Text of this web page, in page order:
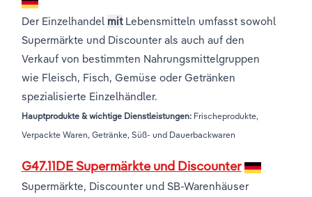
Der Einzelhandel mitLebensmitteln umfasst sowohl
Supermärkte und Discounter als auch auf den
Verkauf von bestimmten Nahrungsmittelgruppen
wie Fleisch, Fisch, Gemüse oder Getränken
spezialisierte Einzelhändler.
Hauptprodukte & wichtige Dienstleistungen:Frischeprodukte,
Verpackte Waren, Getränke, Süß- und Dauerbackwaren
G47.11DE Supermärkte und Discounter
Supermärkte, Discounter und SB-Warenhäuser